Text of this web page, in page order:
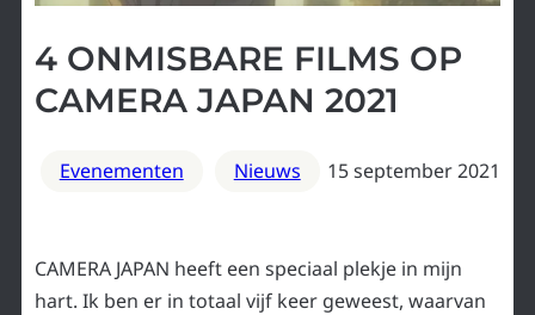
4 ONMISBARE FILMS OP
CAMERA JAPAN 2021
Evenementen Nieuws 15 september 2021
CAMERA JAPAN heeft een speciaal plekje in mijn
hart. Ik ben er in totaal vijf keer geweest, waarvan